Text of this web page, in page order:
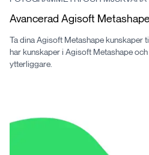
Avancerad Agisoft
Ta dina Agisoft Metashape kunskaper
har kunskaper i Agisoft Metashape
ytterliggare.